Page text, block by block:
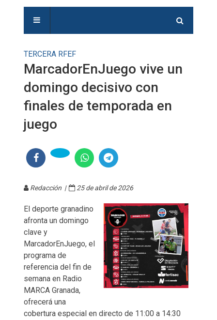
TERCERA RFEF
MarcadorEnJuego vive un
domingo decisivo con
finales de temporada en
juego
Redacción | 25 de abril de 2026
El deporte granadino
afronta un domingo
clave y
MarcadorEnJuego, el
programa de
referencia del fin de
semana en Radio
MARCA Granada,
ofrecerá una
cobertura especial en directo de 11:00 a 14:30